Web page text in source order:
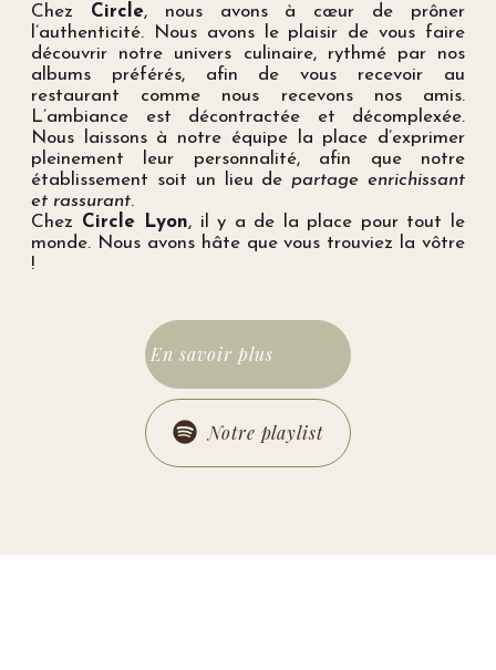
Chez Circle, nous avons à cœur de prôner
l’authenticité. Nous avons le plaisir de vous faire
découvrir notre univers culinaire, rythmé par nos
albums préférés, afin de vous recevoir au
restaurant comme nous recevons nos amis.
L’ambiance est décontractée et décomplexée.
Nous laissons à notre équipe la place d’exprimer
pleinement leur personnalité, afin que notre
établissement soit un lieu de partage enrichissant
et rassurant.
Chez Circle Lyon, il y a de la place pour tout le
monde. Nous avons hâte que vous trouviez la vôtre
!
En savoir plus
Notre playlist